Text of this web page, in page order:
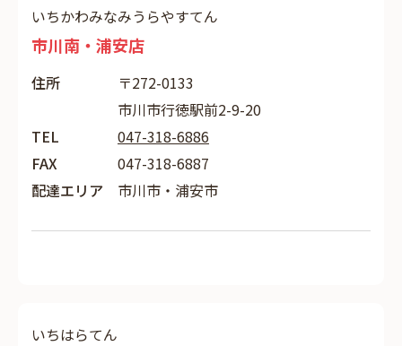
いちかわみなみうらやすてん
市川南・浦安店
住所
〒272-0133
市川市行徳駅前2-9-20
TEL
047-318-6886
FAX
047-318-6887
配達エリア
市川市・浦安市
いちはらてん